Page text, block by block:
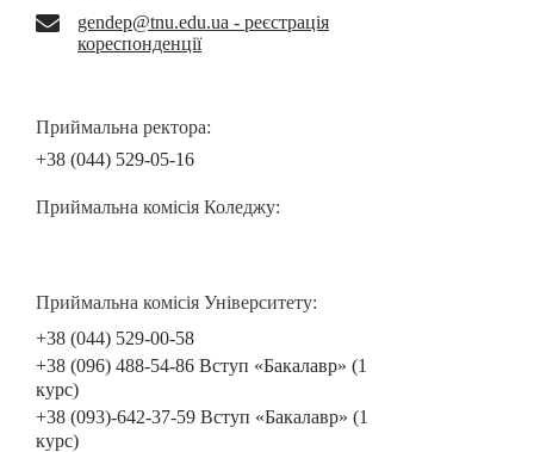
gendep@tnu.edu.ua - реєстрація
кореспонденції
Приймальна ректора:
+38 (044) 529-05-16
Приймальна комісія Коледжу:
Приймальна комісія Університету:
+38 (044) 529-00-58
+38 (096) 488-54-86 Вступ «Бакалавр» (1
курс)
+38 (093)-642-37-59 Вступ «Бакалавр» (1
курс)